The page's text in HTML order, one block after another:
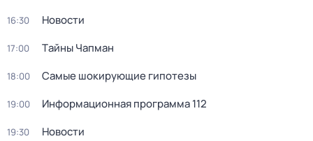
16:30 Новости
17:00 Тaйны Чапман
18:00 Самые шoкиpующие гипотезы
19:00 Информационная программа 112
19:30 Новости